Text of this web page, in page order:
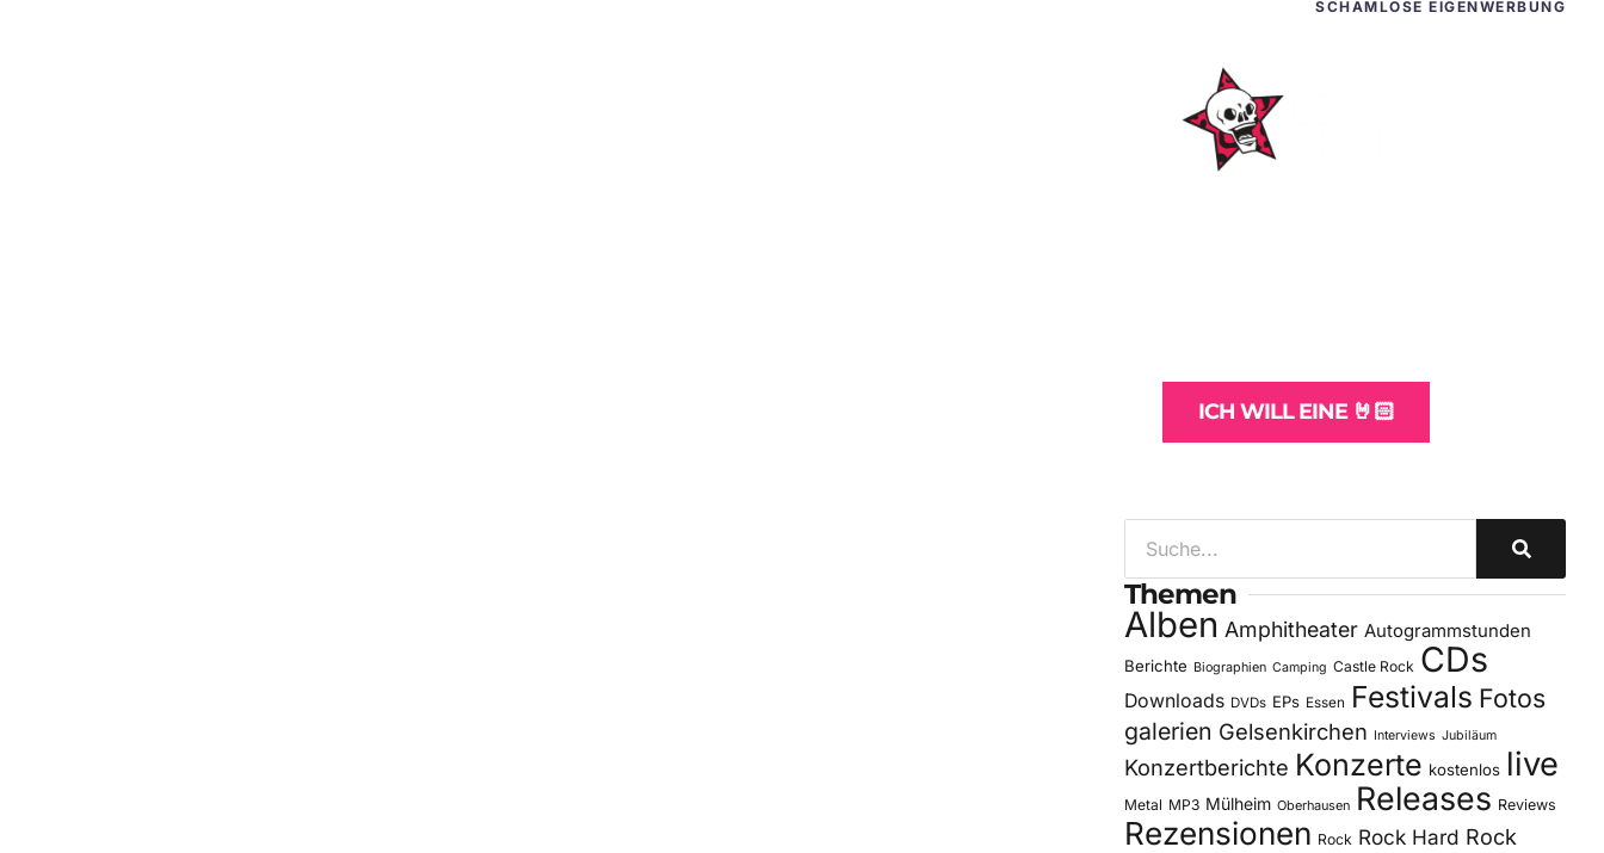
SCHAMLOSE EIGENWERBUNG
ICH WILL EINE 🤘🏻
Themen
Alben Amphitheater Autogrammstunden
Berichte Biographien Camping Castle Rock CDs
Downloads DVDs EPs Essen Festivals Fotos
galerien Gelsenkirchen Interviews Jubiläum
Konzertberichte Konzerte kostenlos live
Metal MP3 Mülheim Oberhausen Releases Reviews
Rezensionen Rock Rock Hard Rock